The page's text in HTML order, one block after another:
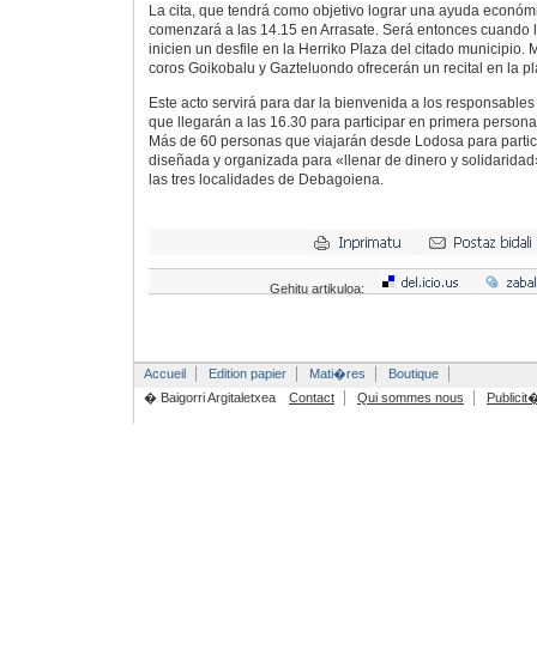
La cita, que tendrá como objetivo lograr una ayuda
comenzará a las 14.15 en Arrasate. Será entonces cuando
inicien un desfile en la Herriko Plaza del citado municipio.
coros Goikobalu y Gazteluondo ofrecerán un recital en la
Este acto servirá para dar la bienvenida a los
que llegarán a las 16.30 para participar en primera
Más de 60 personas que viajarán desde Lodosa para
diseñada y organizada para «llenar de dinero y
las tres localidades de Debagoiena.
Gehitu artikuloa:
Accueil Edition papier Mati�res
Boutique
� Baigorri Argitaletxea
Contact Qui sommes nous